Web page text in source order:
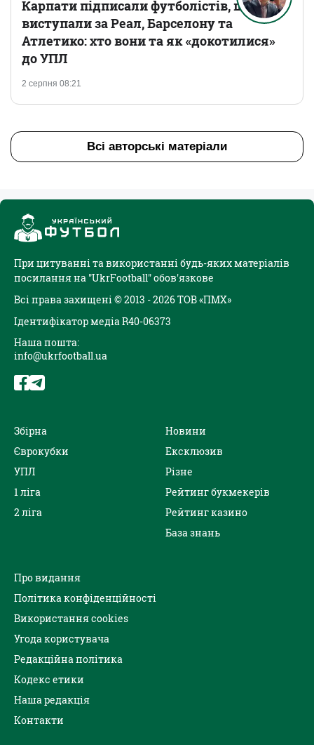
2 серпня 08:21
Карпати підписали футболістів, що
виступали за Реал, Барселону та
Атлетико: хто вони та як «докотилися»
до УПЛ
Всі авторські матеріали
При цитуванні та використанні будь-яких матеріалів
посилання на "UkrFootball" обов'язкове
Всі права захищені © 2013 - 2026 ТОВ «ПМХ»
Ідентифікатор медіа R40-06373
Наша пошта:
info@ukrfootball.ua
Збірна
Єврокубки
УПЛ
1 ліга
2 ліга
Новини
Ексклюзив
Різне
Рейтинг букмекерів
Рейтинг казино
База знань
Про видання
Політика конфіденційності
Використання cookies
Угода користувача
Редакційна політика
Кодекс етики
Наша редакція
Контакти